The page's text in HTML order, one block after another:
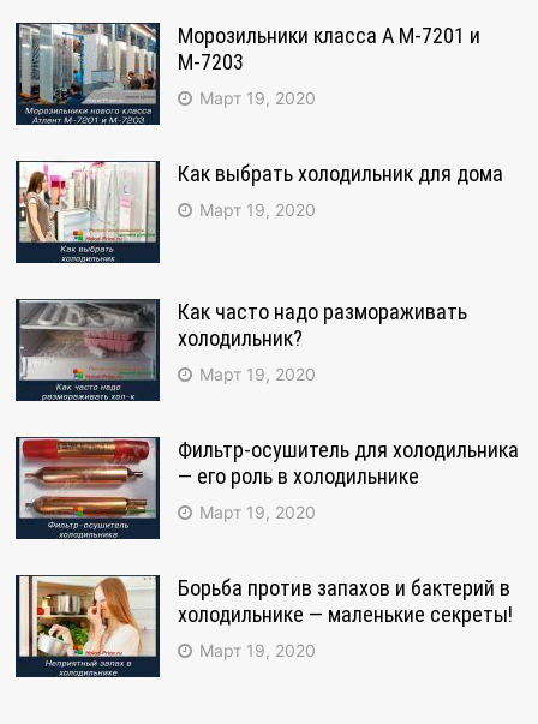
Морозильники класса А М-7201 и
М-7203
Март 19, 2020
Как выбрать холодильник для дома
Март 19, 2020
Как часто надо размораживать
холодильник?
Март 19, 2020
Фильтр-осушитель для холодильника
— его роль в холодильнике
Март 19, 2020
Борьба против запахов и бактерий в
холодильнике — маленькие секреты!
Март 19, 2020